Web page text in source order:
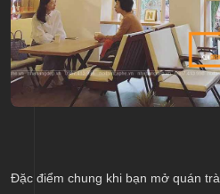
Đặc điểm chung khi bạn mở quán